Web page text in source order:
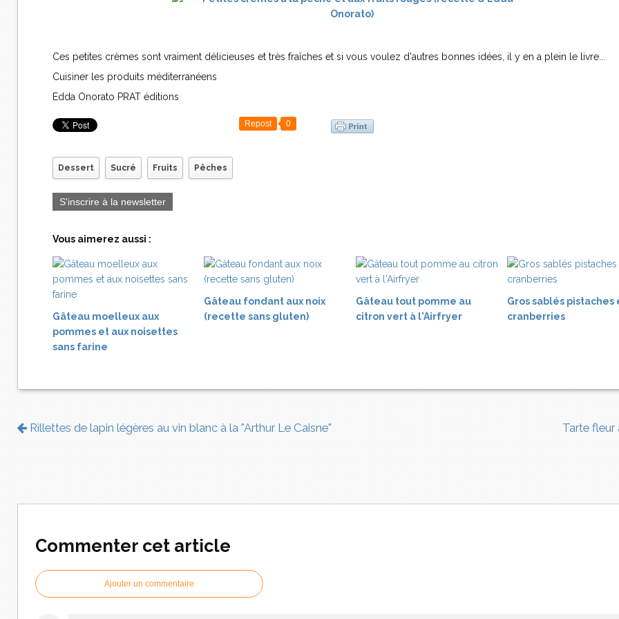
Ces petites crèmes sont vraiment délicieuses et très fraîches et si vous voulez d'autres bonnes idées, il y en a plein le livre...
Cuisiner les produits méditerranéens
Edda Onorato PRAT éditions
Repost 0
Dessert Sucré Fruits Pêches
S'inscrire à la newsletter
Vous aimerez aussi :
Gâteau moelleux aux
pommes et aux noisettes
sans farine
Gâteau fondant aux noix
(recette sans gluten)
Gâteau tout pomme au
citron vert à l'Airfryer
Gros sablés pistaches
cranberries
Rillettes de lapin légères au vin blanc à la "Arthur Le Caisne" Tarte
Commenter cet article
Ajouter un commentaire